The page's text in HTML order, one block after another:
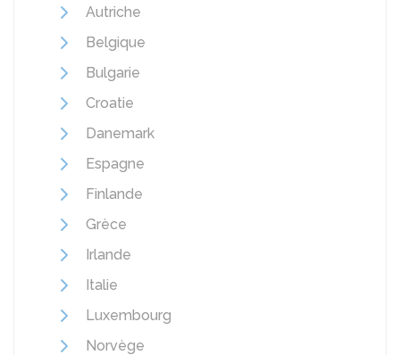
Autriche
Belgique
Bulgarie
Croatie
Danemark
Espagne
Finlande
Grèce
Irlande
Italie
Luxembourg
Norvège